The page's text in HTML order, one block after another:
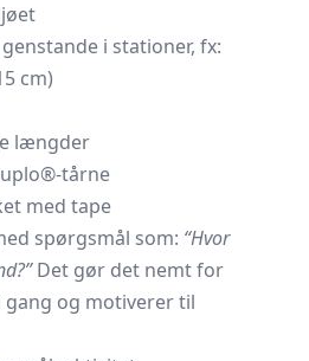
i stationer, fx:
cm)
længder
tårne
med tape
spørgsmål som: “Hvor
Det gør det nemt for
gang og motiverer til